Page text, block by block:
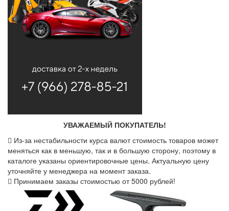
УВАЖАЕМЫЙ ПОКУПАТЕЛЬ!
Из-за нестабильности курса валют стоимость товаров может
меняться как в меньшую, так и в большую сторону, поэтому в
каталоге указаны ориентировочные цены. Актуальную цену
уточняйте у менеджера на момент заказа.
Принимаем заказы стоимостью от 5000 рублей!